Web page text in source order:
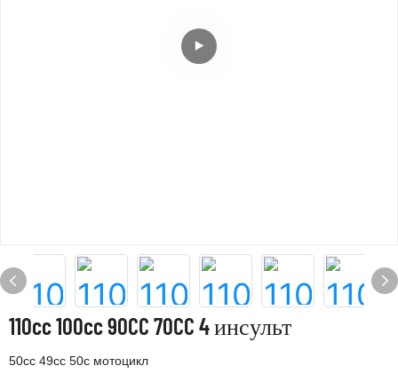
110cc 100cc 90CC 70CC 4 инсульт
50cc 49cc 50c мотоцикл